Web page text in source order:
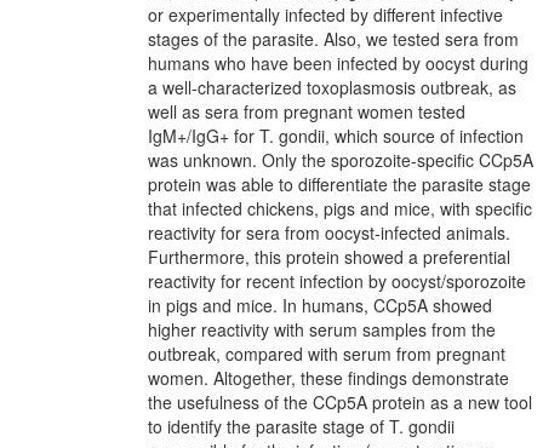
or experimentally infected by different infective
stages of the parasite. Also, we tested sera from
humans who have been infected by oocyst during
a well-characterized toxoplasmosis outbreak, as
well as sera from pregnant women tested
IgM+/IgG+ for T. gondii, which source of infection
was unknown. Only the sporozoite-specific CCp5A
protein was able to differentiate the parasite stage
that infected chickens, pigs and mice, with specific
reactivity for sera from oocyst-infected animals.
Furthermore, this protein showed a preferential
reactivity for recent infection by oocyst/sporozoite
in pigs and mice. In humans, CCp5A showed
higher reactivity with serum samples from the
outbreak, compared with serum from pregnant
women. Altogether, these findings demonstrate
the usefulness of the CCp5A protein as a new tool
to identify the parasite stage of T. gondii